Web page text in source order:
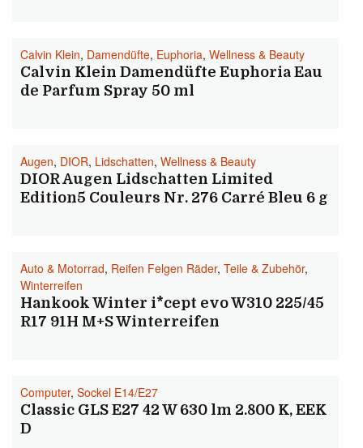
Calvin Klein, Damendüfte, Euphoria, Wellness & Beauty
Calvin Klein Damendüfte Euphoria Eau
de Parfum Spray 50 ml
Augen, DIOR, Lidschatten, Wellness & Beauty
DIOR Augen Lidschatten Limited
Edition5 Couleurs Nr. 276 Carré Bleu 6 g
Auto & Motorrad, Reifen Felgen Räder, Teile & Zubehör,
Winterreifen
Hankook Winter i*cept evo W310 225/45
R17 91H M+S Winterreifen
Computer, Sockel E14/E27
Classic GLS E27 42 W 630 lm 2.800 K, EEK
D